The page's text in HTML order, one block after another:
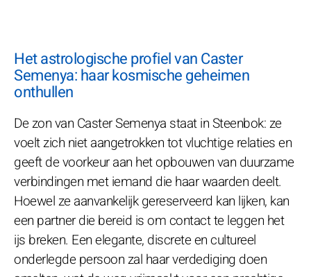
Het astrologische profiel van Caster
Semenya: haar kosmische geheimen
onthullen
De zon van Caster Semenya staat in Steenbok: ze
voelt zich niet aangetrokken tot vluchtige relaties en
geeft de voorkeur aan het opbouwen van duurzame
verbindingen met iemand die haar waarden deelt.
Hoewel ze aanvankelijk gereserveerd kan lijken, kan
een partner die bereid is om contact te leggen het
ijs breken. Een elegante, discrete en cultureel
onderlegde persoon zal haar verdediging doen